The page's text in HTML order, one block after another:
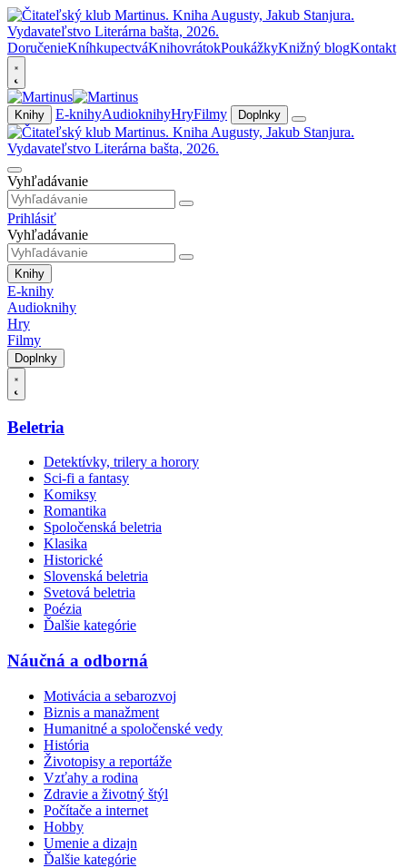
DoručenieKníhkupectváKnihovrátokPoukážkyKnižný blogKontakt
Knihy E-knihyAudioknihyHryFilmy Doplnky
Vyhľadávanie
Prihlásiť
Vyhľadávanie
Knihy
E-knihy
Audioknihy
Hry
Filmy
Doplnky
Beletria
Detektívky, trilery a horory
Sci-fi a fantasy
Komiksy
Romantika
Spoločenská beletria
Klasika
Historické
Slovenská beletria
Svetová beletria
Poézia
Ďalšie kategórie
Náučná a odborná
Motivácia a sebarozvoj
Biznis a manažment
Humanitné a spoločenské vedy
História
Životopisy a reportáže
Vzťahy a rodina
Zdravie a životný štýl
Počítače a internet
Hobby
Umenie a dizajn
Ďalšie kategórie